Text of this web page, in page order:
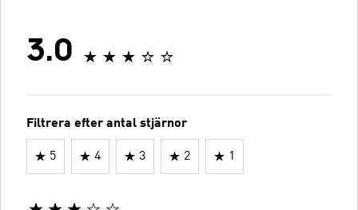
3.0
Filtrera efter antal stjärnor
5 4 3 2 1